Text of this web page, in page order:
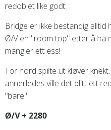
redoblet like godt.
Bridge er ikke bestandig alltid
Ø/V en "room top" etter å ha
mangler ett ess!
For nord spilte ut kløver
annerledes ville det blitt ett
"bare"
Ø/V + 2280